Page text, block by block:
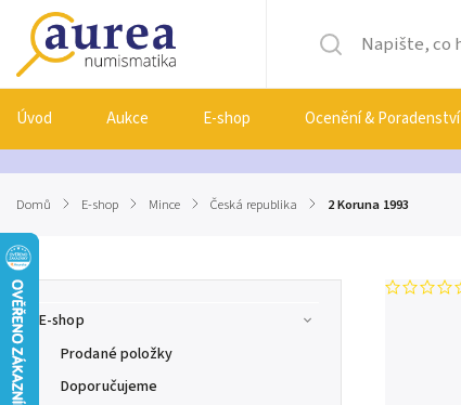
Úvod Aukce E-shop Ocenění & Poradenství
Domů / E-shop / Mince / Česká republika / 2 Koruna 1993
E-shop
Prodané položky
Doporučujeme